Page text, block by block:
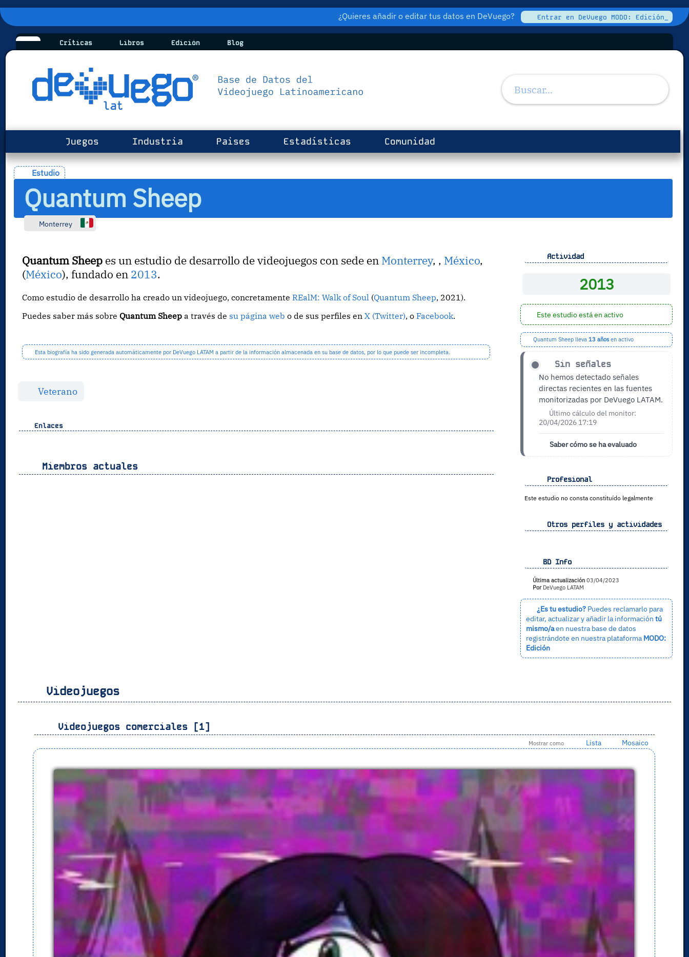
¿Quieres añadir o editar tus datos en DeVuego? Entrar en DeVuego MODO: Edición_
Críticas Libros Edición Blog
Juegos Industria Paises Estadísticas Comunidad
Estudio
Quantum Sheep
Monterrey
Quantum Sheep es un estudio de desarrollo de videojuegos con sede en Monterrey, , México,
(México), fundado en 2013.
Como estudio de desarrollo ha creado un videojuego, concretamenteREalM: Walk of Soul (Quantum Sheep, 2021).
Puedes saber más sobreQuantum Sheep a través de su página web o de sus perfiles enX (Twitter), oFacebook.
Esta biografía ha sido generada automáticamente por DeVuego LATAM a partir de la información almacenada en su base de datos, por lo que puede ser incompleta.
Veterano
Enlaces
Miembros actuales
Actividad
2013
Este estudio está en activo
Quantum Sheep lleva 13 añosen activo
Sin señales
No hemos detectado señales
directas recientes en las fuentes
monitorizadas por DeVuego LATAM.
Último cálculo del monitor:
20/04/2026 17:19
Saber cómo se ha evaluado
Profesional
Este estudio no consta constituído legalmente
Otros perfiles y actividades
BD Info
Última actualización03/04/2023
PorDeVuego LATAM
¿Es tu estudio?Puedes reclamarlo para
editar, actualizar y añadir la información tú
mismo/aen nuestra base de datos
registrándote en nuestra plataforma MODO:
Edición
Videojuegos
Videojuegos comerciales [1]
Mostrar como Lista Mosaico